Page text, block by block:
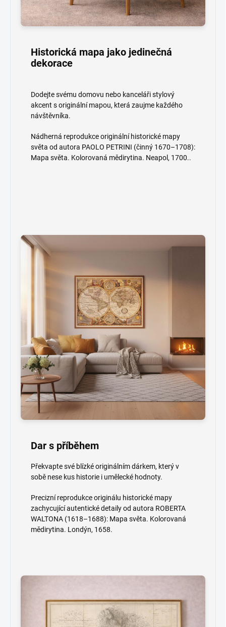
Historická mapa jako jedinečná
dekorace
Dodejte svému domovu nebo kanceláři stylový
akcent s originální mapou, která zaujme každého
návštěvníka.
Nádherná reprodukce originální historické mapy
světa od autora PAOLO PETRINI (činný 1670–1708):
Mapa světa. Kolorovaná mědirytina. Neapol, 1700..
Dar s příběhem
Překvapte své blízké originálním dárkem, který v
sobě nese kus historie i umělecké hodnoty.
Precizní reprodukce originálu historické mapy
zachycující autentické detaily od autora ROBERTA
WALTONA (1618–1688): Mapa světa. Kolorovaná
mědirytina. Londýn, 1658.